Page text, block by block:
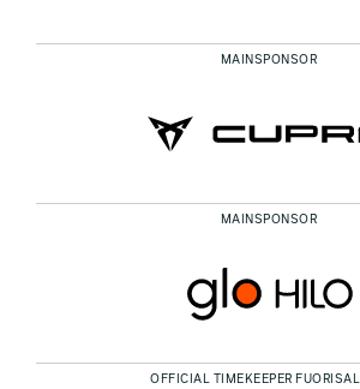
MAINSPONSOR
MAINSPONSOR
OFFICIAL TIMEKEEPER